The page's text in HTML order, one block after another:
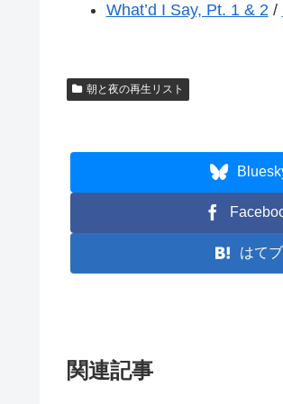
What’d I Say, Pt. 1 & 2/
朝と夜の再生リスト
はてブ
関連記事